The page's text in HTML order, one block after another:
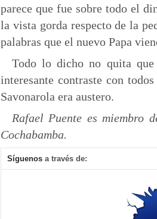
parece que fue sobre todo el
la vista gorda respecto de la
palabras que el nuevo Papa
Todo lo dicho no quita que
interesante contraste con
Savonarola era austero.
Rafael Puente es miembro
Cochabamba.
Síguenos a través de: